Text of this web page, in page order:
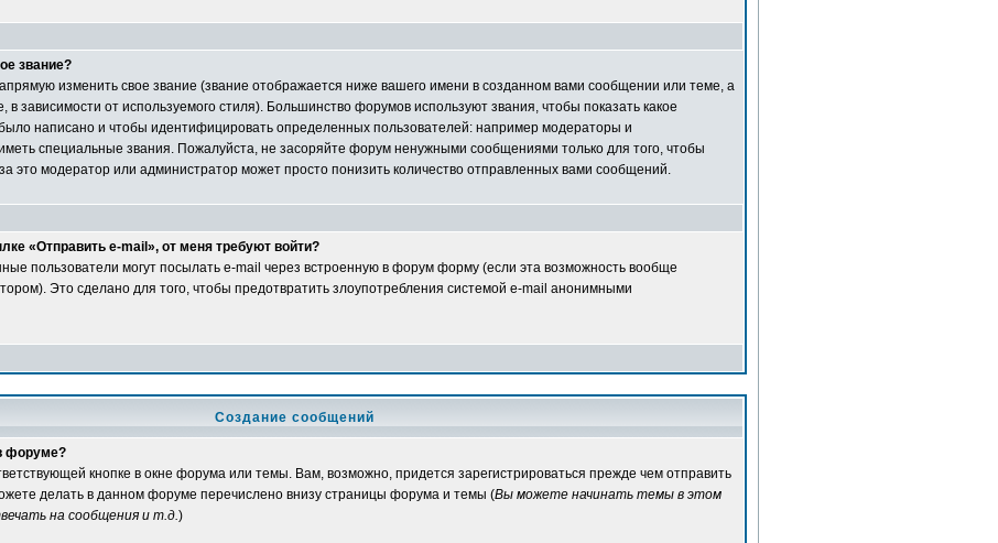
звание?
изменить свое звание (звание отображается ниже вашего имени в созданном вами сообщении или теме, а
зависимости от используемого стиля). Большинство форумов используют звания, чтобы показать какое
написано и чтобы идентифицировать определенных пользователей: например модераторы и
специальные звания. Пожалуйста, не засоряйте форум ненужными сообщениями только для того, чтобы
это модератор или администратор может просто понизить количество отправленных вами сообщений.
«Отправить e-mail», от меня требуют войти?
пользователи могут посылать e-mail через встроенную в форум форму (если эта возможность вообще
Это сделано для того, чтобы предотвратить злоупотребления системой e-mail анонимными
Создание сообщений
форуме?
кнопке в окне форума или темы. Вам, возможно, придется зарегистрироваться прежде чем отправить
делать в данном форуме перечислено внизу страницы форума и темы (Вы можете начинать темы в этом
на сообщения и т.д.)